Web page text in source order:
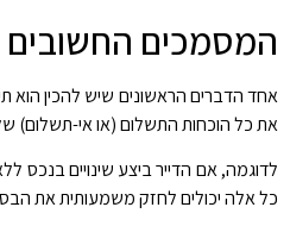
המסמכים החשובים
אחד הדברים הראשונים שיש להכין
את כל הוכחות התשלום (או אי-תשלום)
לדוגמה, אם הדייר ביצע שינויים בנכס
כל אלה יכולים לחזק משמעותית את